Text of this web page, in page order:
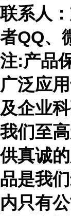
联系人
者QQ、
注:产品
广泛应
及企业
我们至
供真诚
品是我
内只有